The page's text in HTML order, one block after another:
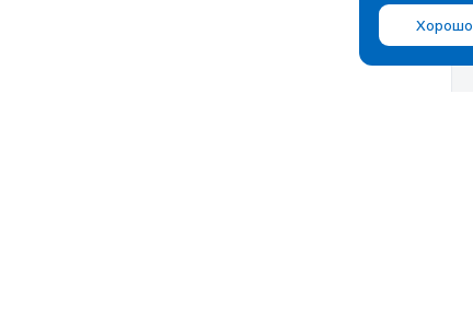
Хорошо